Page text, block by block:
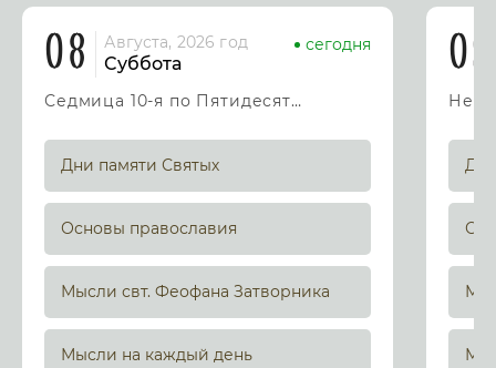
08 Августа, 2026 год
Суббота
сегодня
Седмица 10-я по Пятидесятнице
Дни памяти Святых
Основы православия
Мысли свт. Феофана Затворника
Мысли на каждый день
09